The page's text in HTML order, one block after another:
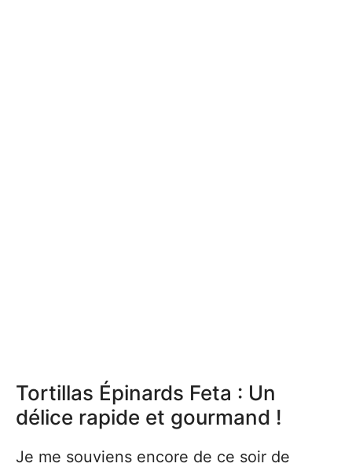
Tortillas Épinards Feta : Un
délice rapide et gourmand !
Je me souviens encore de ce soir de